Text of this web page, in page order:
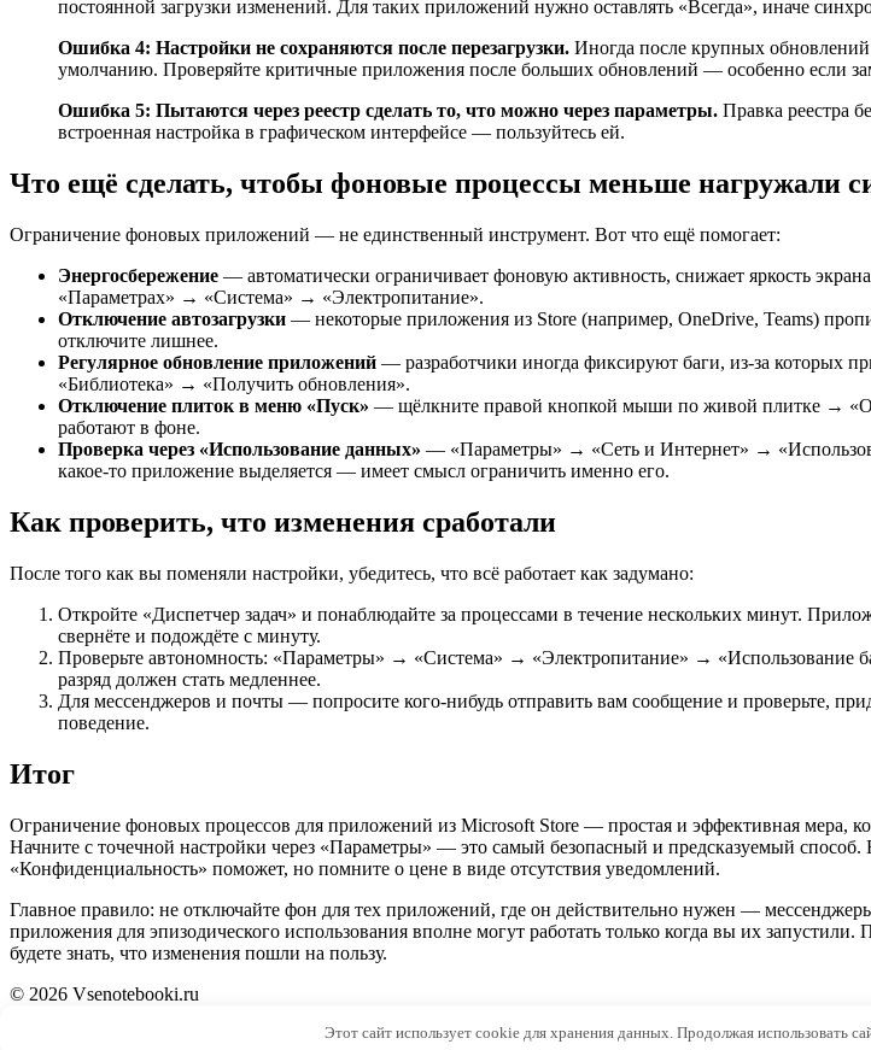
постоянной загрузки изменений. Для таких приложений нужно оставлять «Всегда», иначе
Ошибка 4: Настройки не сохраняются после перезагрузки. Иногда после крупных обновлений
умолчанию. Проверяйте критичные приложения после больших обновлений — особенно если
Ошибка 5: Пытаются через реестр сделать то, что можно через параметры. Правка реестра
встроенная настройка в графическом интерфейсе — пользуйтесь ей.
Что ещё сделать, чтобы фоновые процессы меньше нагружали
Ограничение фоновых приложений — не единственный инструмент. Вот что ещё помогает:
Энергосбережение — автоматически ограничивает фоновую активность, снижает яркость
«Параметрах» → «Система» → «Электропитание».
Отключение автозагрузки — некоторые приложения из Store (например, OneDrive, Teams)
отключите лишнее.
Регулярное обновление приложений — разработчики иногда фиксируют баги, из-за которых
«Библиотека» → «Получить обновления».
Отключение плиток в меню «Пуск» — щёлкните правой кнопкой мыши по живой плитке →
работают в фоне.
Проверка через «Использование данных» — «Параметры» → «Сеть и Интернет» →
какое-то приложение выделяется — имеет смысл ограничить именно его.
Как проверить, что изменения сработали
После того как вы поменяли настройки, убедитесь, что всё работает как задумано:
Откройте «Диспетчер задач» и понаблюдайте за процессами в течение нескольких минут.
свернёте и подождёте с минуту.
Проверьте автономность: «Параметры» → «Система» → «Электропитание» → «Использование
разряд должен стать медленнее.
Для мессенджеров и почты — попросите кого-нибудь отправить вам сообщение и проверьте,
поведение.
Итог
Ограничение фоновых процессов для приложений из Microsoft Store — простая и эффективная мера,
Начните с точечной настройки через «Параметры» — это самый безопасный и предсказуемый
«Конфиденциальность» поможет, но помните о цене в виде отсутствия уведомлений.
Главное правило: не отключайте фон для тех приложений, где он действительно нужен —
приложения для эпизодического использования вполне могут работать только когда вы их
будете знать, что изменения пошли на пользу.
© 2026 Vsenotebooki.ru
Этот сайт использует cookie для хранения данных. Продолжая использовать